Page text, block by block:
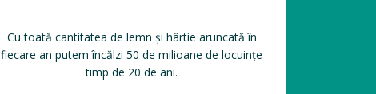
Cu toată cantitatea de lemn și hârtie aruncată în
fiecare an putem încălzi 50 de milioane de locuințe
timp de 20 de ani.